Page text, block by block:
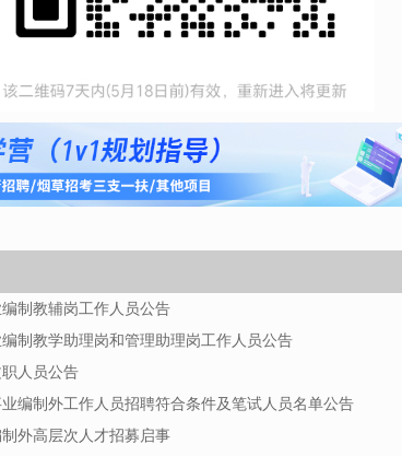
制教辅岗工作人员公告
制教学助理岗和管理助理岗工作人员公告
人员公告
编制外工作人员招聘符合条件及笔试人员名单公告
外高层次人才招募启事